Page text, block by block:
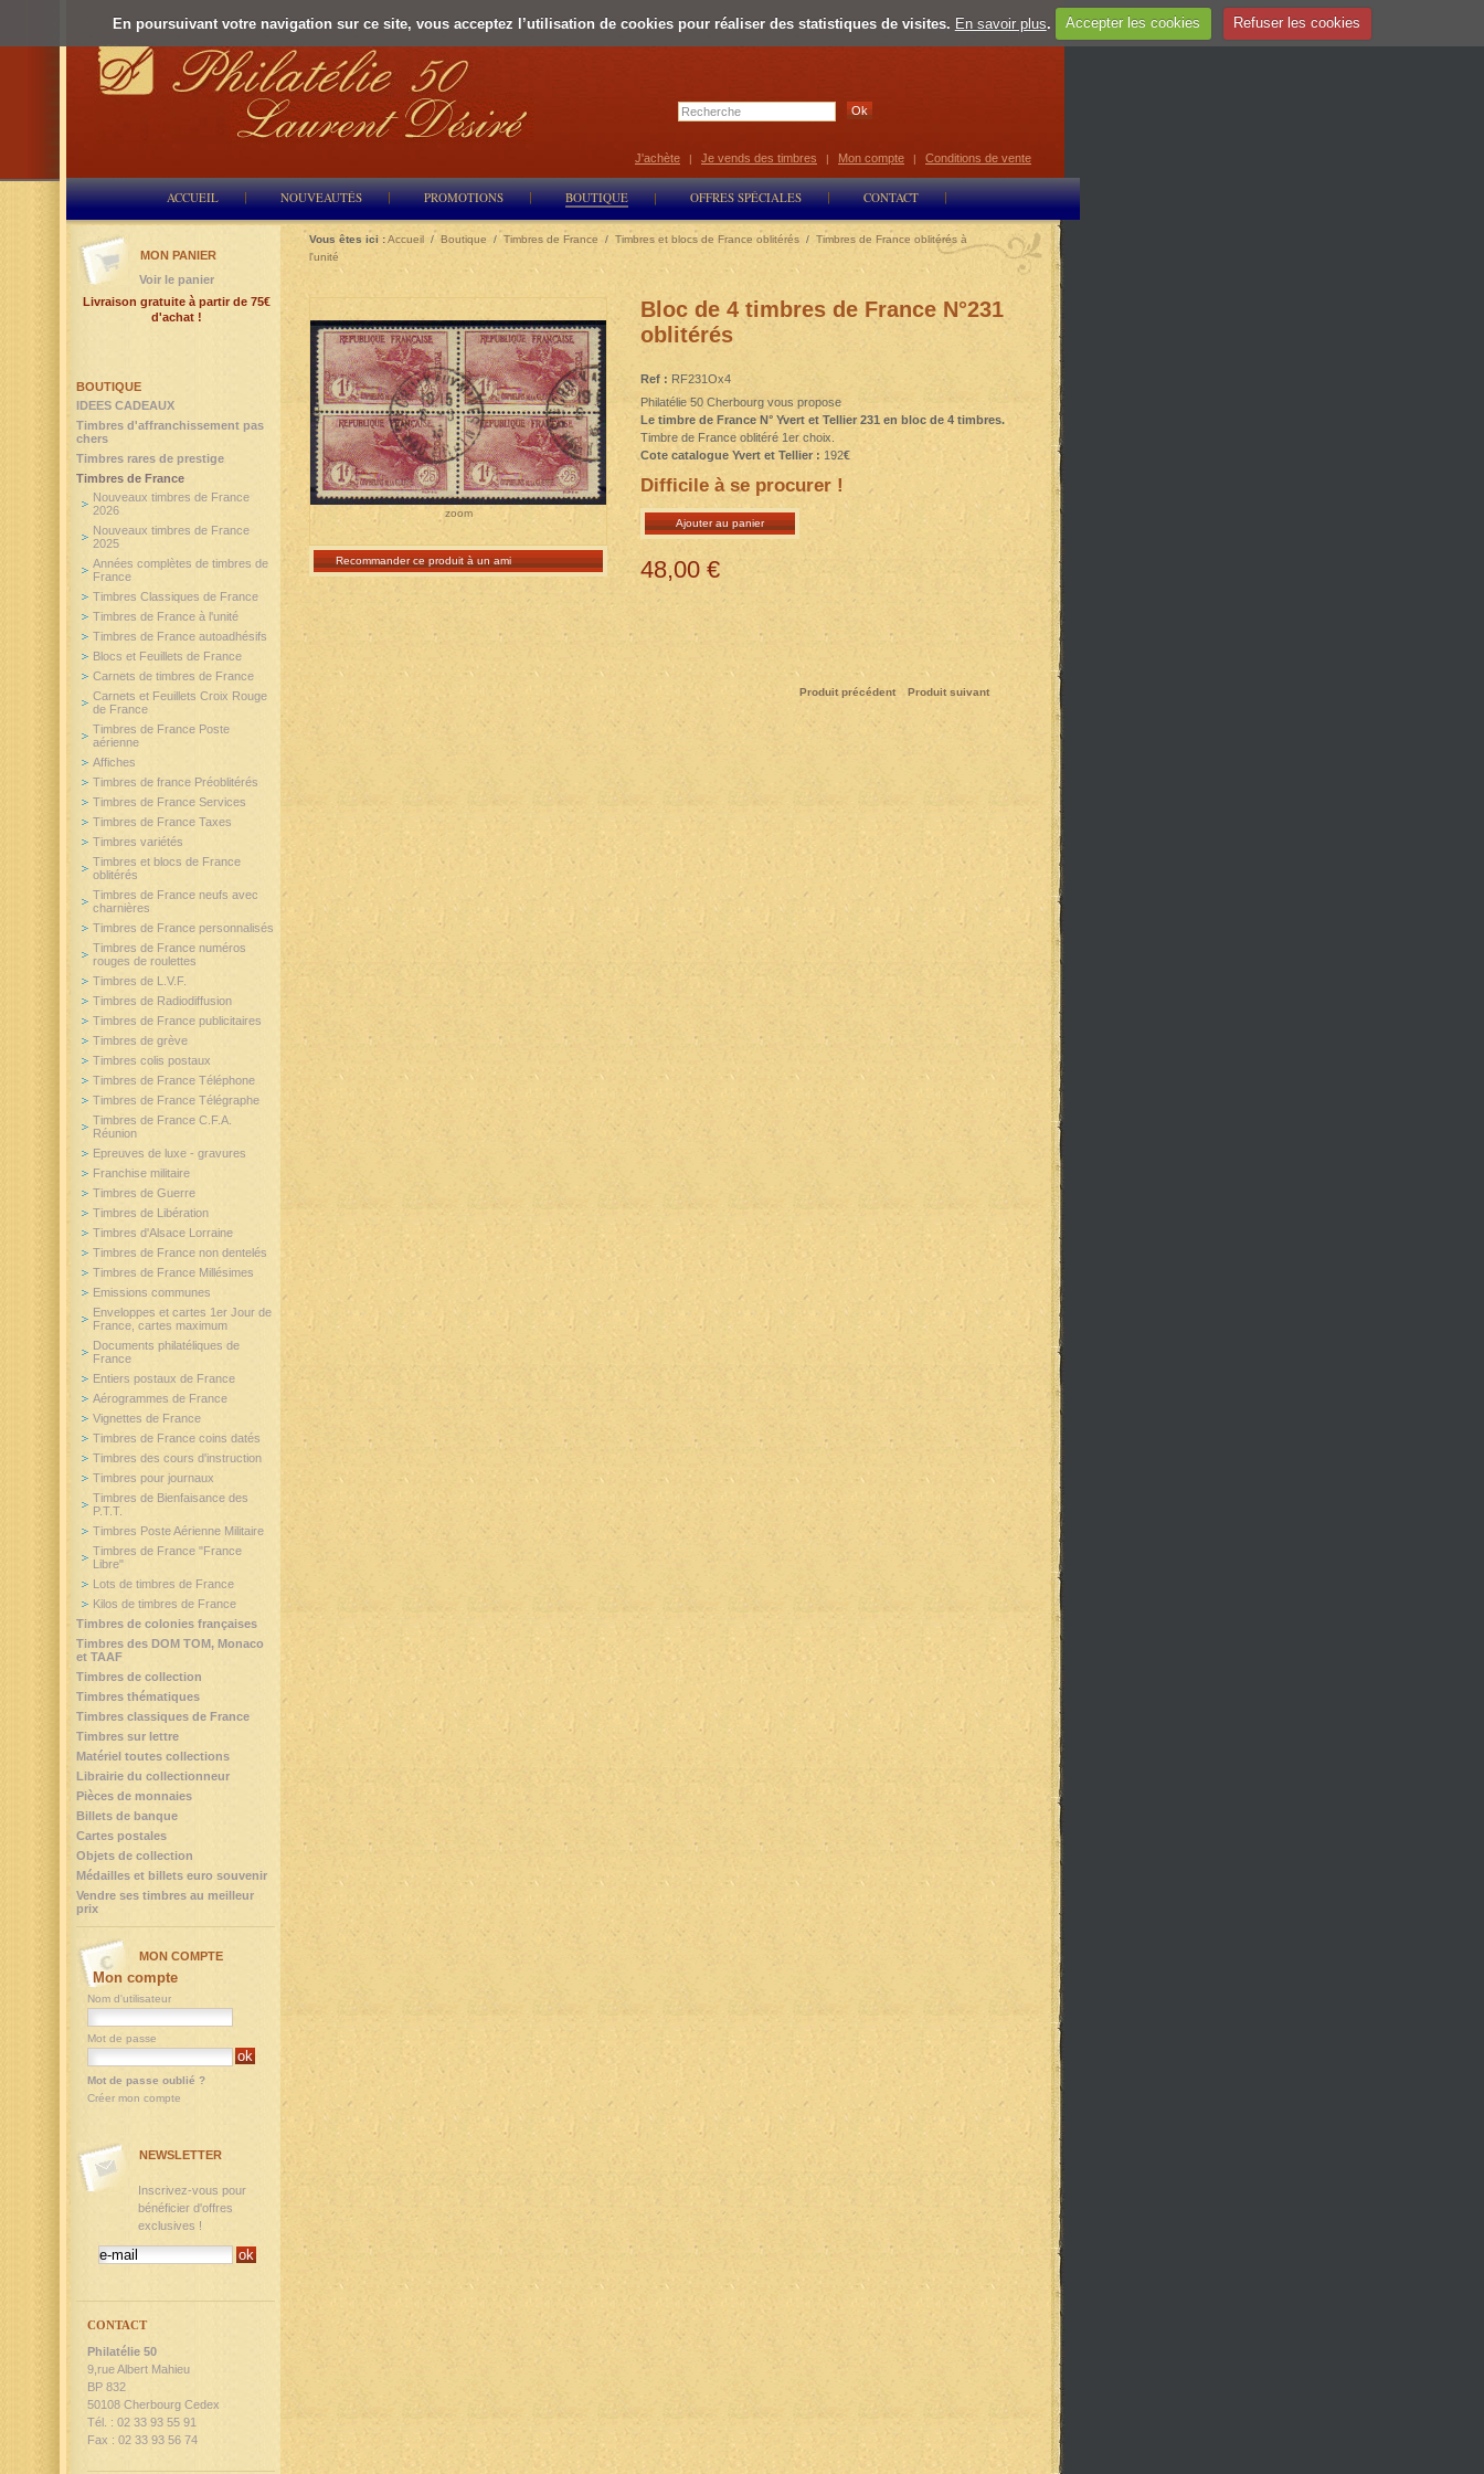
En poursuivant votre navigation sur ce site, vous acceptez l’utilisation de cookies pour réaliser des statistiques de visites. En savoir plus. Accepter les cookies Refuser les cookies
Select Language ▼
ACCUEIL NOUVEAUTÉS PROMOTIONS BOUTIQUE OFFRES SPÉCIALES CONTACT
J'achète | Je vends des timbres | Mon compte | Conditions de vente
Vous êtes ici :Accueil / Boutique /Timbres de France / Timbres et blocs de France oblitérés / Timbres de France oblitérés à
l'unité
zoom
Recommander ce produit à un ami
Bloc de 4 timbres de France N°231
oblitérés
Ref : RF231Ox4
Philatélie 50 Cherbourg vous propose
Le timbre de France N° Yvert et Tellier 231 en bloc de 4 timbres.
Timbre de France oblitéré 1er choix.
Cote catalogue Yvert et Tellier : 192€
Difficile à se procurer !
Ajouter au panier
48,00 €
Produit précédent Produit suivant
BOUTIQUE
IDEES CADEAUX
Timbres d'affranchissement pas
chers
Timbres rares de prestige
Timbres de France
Nouveaux timbres de France
2026
Nouveaux timbres de France
2025
Années complètes de timbres de
France
Timbres Classiques de France
Timbres de France à l'unité
Timbres de France autoadhésifs
Blocs et Feuillets de France
Carnets de timbres de France
Carnets et Feuillets Croix Rouge
de France
Timbres de France Poste
aérienne
Affiches
Timbres de france Préoblitérés
Timbres de France Services
Timbres de France Taxes
Timbres variétés
Timbres et blocs de France
oblitérés
Timbres de France neufs avec
charnières
Timbres de France personnalisés
Timbres de France numéros
rouges de roulettes
Timbres de L.V.F.
Timbres de Radiodiffusion
Timbres de France publicitaires
Timbres de grève
Timbres colis postaux
Timbres de France Téléphone
Timbres de France Télégraphe
Timbres de France C.F.A.
Réunion
Epreuves de luxe - gravures
Franchise militaire
Timbres de Guerre
Timbres de Libération
Timbres d'Alsace Lorraine
Timbres de France non dentelés
Timbres de France Millésimes
Emissions communes
Enveloppes et cartes 1er Jour de
France, cartes maximum
Documents philatéliques de
France
Entiers postaux de France
Aérogrammes de France
Vignettes de France
Timbres de France coins datés
Timbres des cours d'instruction
Timbres pour journaux
Timbres de Bienfaisance des
P.T.T.
Timbres Poste Aérienne Militaire
Timbres de France "France
Libre"
Lots de timbres de France
Kilos de timbres de France
Timbres de colonies françaises
Timbres des DOM TOM, Monaco
et TAAF
Timbres de collection
Timbres thématiques
Timbres classiques de France
Timbres sur lettre
Matériel toutes collections
Librairie du collectionneur
Pièces de monnaies
Billets de banque
Cartes postales
Objets de collection
Médailles et billets euro souvenir
Vendre ses timbres au meilleur
prix
MON PANIER
Voir le panier
Livraison gratuite à partir de 75€
d'achat !
MON COMPTE
Mon compte
Nom d'utilisateur
Mot de passe
Mot de passe oublié ?
Créer mon compte
NEWSLETTER
Inscrivez-vous pour
bénéficier d'offres
exclusives !
CONTACT
Philatélie 50
9,rue Albert Mahieu
BP 832
50108 Cherbourg Cedex
Tél. : 02 33 93 55 91
Fax : 02 33 93 56 74